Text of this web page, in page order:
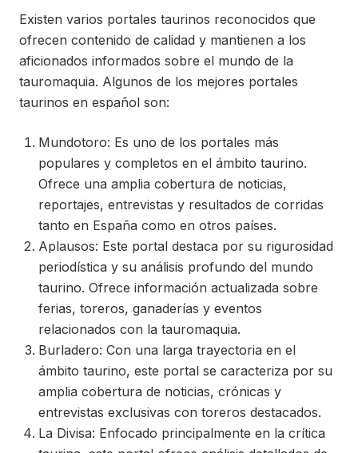
Existen varios portales taurinos reconocidos que
ofrecen contenido de calidad y mantienen a los
aficionados informados sobre el mundo de la
tauromaquia. Algunos de los mejores portales
taurinos en español son:
Mundotoro: Es uno de los portales más
populares y completos en el ámbito taurino.
Ofrece una amplia cobertura de noticias,
reportajes, entrevistas y resultados de corridas
tanto en España como en otros países.
Aplausos: Este portal destaca por su rigurosidad
periodística y su análisis profundo del mundo
taurino. Ofrece información actualizada sobre
ferias, toreros, ganaderías y eventos
relacionados con la tauromaquia.
Burladero: Con una larga trayectoria en el
ámbito taurino, este portal se caracteriza por su
amplia cobertura de noticias, crónicas y
entrevistas exclusivas con toreros destacados.
La Divisa: Enfocado principalmente en la crítica